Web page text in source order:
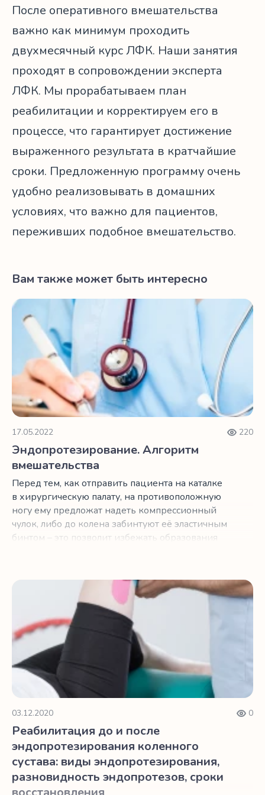
После оперативного вмешательства
важно как минимум проходить
двухмесячный курс ЛФК. Наши занятия
проходят в сопровождении эксперта
ЛФК. Мы прорабатываем план
реабилитации и корректируем его в
процессе, что гарантирует достижение
выраженного результата в кратчайшие
сроки. Предложенную программу очень
удобно реализовывать в домашних
условиях, что важно для пациентов,
переживших подобное вмешательство.
Вам также может быть интересно
Эндопротезирование. Алгоритм вмешательства
17.05.2022 220
Эндопротезирование. Алгоритм
вмешательства
Перед тем, как отправить пациента на каталке
в хирургическую палату, на противоположную
ногу ему предложат надеть компрессионный
чулок, либо до колена забинтуют её эластичным
бинтом – это позволит избежать образования
Реабилитация до и после эндопротезирования
03.12.2020 0
Реабилитация до и после
эндопротезирования коленного
сустава: виды эндопротезирования,
разновидность эндопротезов, сроки